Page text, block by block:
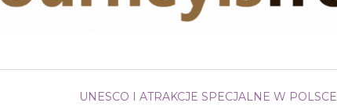
UNESCO I ATRAKCJE SPECJALNE W POLSCE